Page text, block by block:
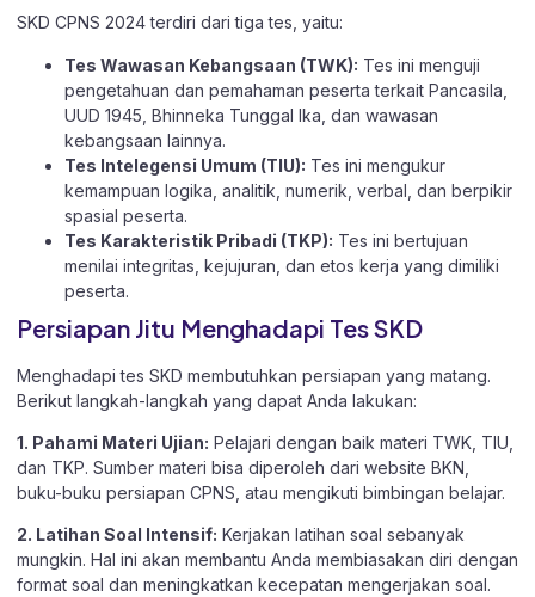
SKD CPNS 2024 terdiri dari tiga tes, yaitu:
Tes Wawasan Kebangsaan (TWK): Tes ini menguji
pengetahuan dan pemahaman peserta terkait Pancasila,
UUD 1945, Bhinneka Tunggal Ika, dan wawasan
kebangsaan lainnya.
Tes Intelegensi Umum (TIU): Tes ini mengukur
kemampuan logika, analitik, numerik, verbal, dan berpikir
spasial peserta.
Tes Karakteristik Pribadi (TKP): Tes ini bertujuan
menilai integritas, kejujuran, dan etos kerja yang dimiliki
peserta.
Persiapan Jitu Menghadapi Tes SKD
Menghadapi tes SKD membutuhkan persiapan yang matang.
Berikut langkah-langkah yang dapat Anda lakukan:
1. Pahami Materi Ujian: Pelajari dengan baik materi TWK, TIU,
dan TKP. Sumber materi bisa diperoleh dari website BKN,
buku-buku persiapan CPNS, atau mengikuti bimbingan belajar.
2. Latihan Soal Intensif: Kerjakan latihan soal sebanyak
mungkin. Hal ini akan membantu Anda membiasakan diri dengan
format soal dan meningkatkan kecepatan mengerjakan soal.